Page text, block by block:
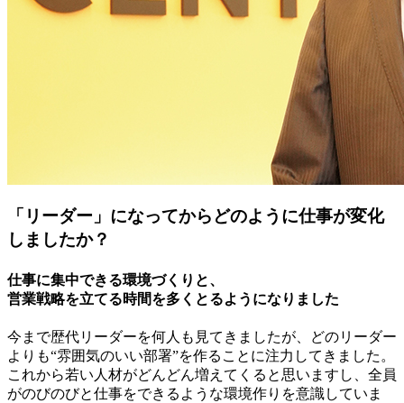
「リーダー」になってからどのように仕事が変化
しましたか？
仕事に集中できる環境づくりと、
営業戦略を立てる時間を多くとるようになりました
今まで歴代リーダーを何人も見てきましたが、どのリーダー
よりも“雰囲気のいい部署”を作ることに注力してきました。
これから若い人材がどんどん増えてくると思いますし、全員
がのびのびと仕事をできるような環境作りを意識していま